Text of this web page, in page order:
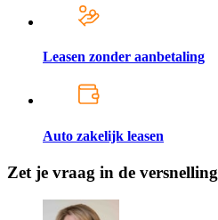
Leasen zonder aanbetaling
Auto zakelijk leasen
Zet je vraag in de versnelling